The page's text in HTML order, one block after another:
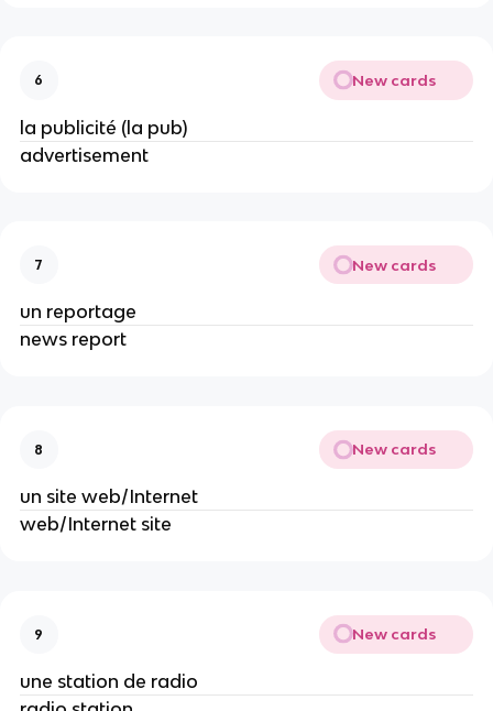
6 New cards
la publicité (la pub)
advertisement
7 New cards
un reportage
news report
8 New cards
un site web/Internet
web/Internet site
9 New cards
une station de radio